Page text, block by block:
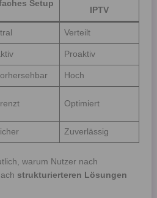
Setup
IPTV
Verteilt
Proaktiv
Hoch
Optimiert
Zuverlässig
warum Nutzer nach
strukturierteren Lösungen